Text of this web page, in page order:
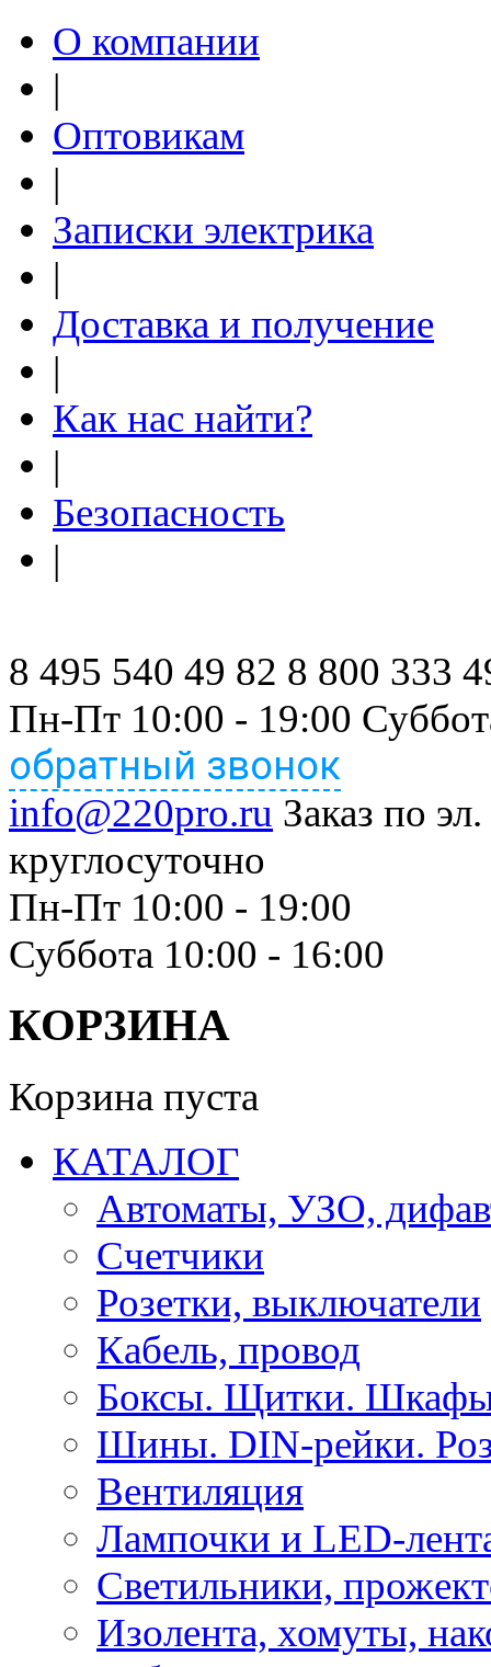
О компании
|
Оптовикам
|
Записки электрика
|
Доставка и получение
|
Как нас найти?
|
Безопасность
|
8 495 540 49 82 8 800 333
Пн-Пт 10:00 - 19:00
обратный звонок
info@220pro.ru Заказ по
круглосуточно
Пн-Пт 10:00 - 19:00
Суббота 10:00 - 16:00
КОРЗИНА
Корзина пуста
КАТАЛОГ
Автоматы, УЗО,
Счетчики
Розетки, выключатели
Кабель, провод
Боксы. Щитки.
Шины. DIN-рейки.
Вентиляция
Лампочки и LED-
Светильники,
Изолента, хомуты,